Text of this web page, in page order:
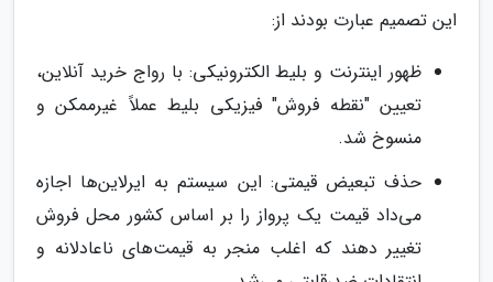
این تصمیم عبارت بودند از:
ظهور اینترنت و بلیط الکترونیکی: با رواج خرید آنلاین،
تعیین "نقطه فروش" فیزیکی بلیط عملاً غیرممکن و
منسوخ شد.
حذف تبعیض قیمتی: این سیستم به ایرلاین‌ها اجازه
می‌داد قیمت یک پرواز را بر اساس کشور محل فروش
تغییر دهند که اغلب منجر به قیمت‌های ناعادلانه و